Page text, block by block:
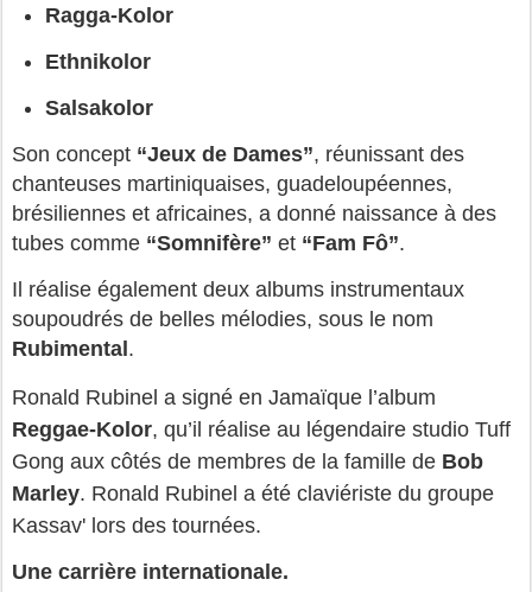
Ragga‑Kolor
Ethnikolor
Salsakolor
Son concept “Jeux de Dames”, réunissant des
chanteuses martiniquaises, guadeloupéennes,
brésiliennes et africaines, a donné naissance à des
tubes comme “Somnifère” et “Fam Fô”.
Il réalise également deux albums instrumentaux
Rubimental.
Ronald Rubinel a signé en Jamaïque l’album
Reggae‑Kolor, qu’il réalise au légendaire studio Tuff
Gong aux côtés de membres de la famille de Bob
Marley. Ronald Rubinel a été claviériste du groupe
Kassav' lors des tournées.
Une carrière internationale.